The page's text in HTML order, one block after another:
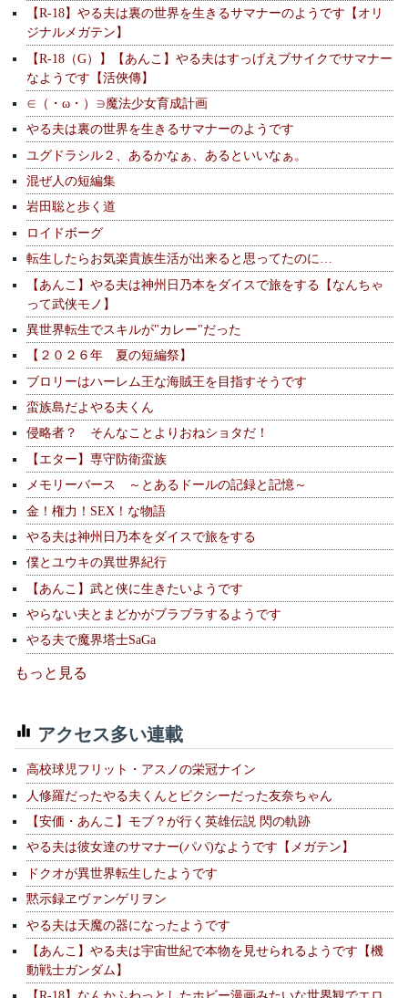
【R-18】やる夫は裏の世界を生きるサマナーのようです【オリ
ジナルメガテン】
【R-18（G）】【あんこ】やる夫はすっげえブサイクでサマナー
なようです【活俠傳】
∈（・ω・）∋魔法少女育成計画
やる夫は裏の世界を生きるサマナーのようです
ユグドラシル２、あるかなぁ、あるといいなぁ。
混ぜ人の短編集
岩田聡と歩く道
ロイドボーグ
転生したらお気楽貴族生活が出来ると思ってたのに…
【あんこ】やる夫は神州日乃本をダイスで旅をする【なんちゃ
って武侠モノ】
異世界転生でスキルが"カレー"だった
【２０２６年 夏の短編祭】
ブロリーはハーレム王な海賊王を目指すそうです
蛮族島だよやる夫くん
侵略者？ そんなことよりおねショタだ！
【エター】専守防衛蛮族
メモリーバース ～とあるドールの記録と記憶～
金！権力！SEX！な物語
やる夫は神州日乃本をダイスで旅をする
僕とユウキの異世界紀行
【あんこ】武と侠に生きたいようです
やらない夫とまどかがブラブラするようです
やる夫で魔界塔士SaGa
もっと見る
アクセス多い連載
高校球児フリット・アスノの栄冠ナイン
人修羅だったやる夫くんとピクシーだった友奈ちゃん
【安価・あんこ】モブ？が行く英雄伝説 閃の軌跡
やる夫は彼女達のサマナー(パパ)なようです【メガテン】
ドクオが異世界転生したようです
黙示録ヱヴァンゲリヲン
やる夫は天魔の器になったようです
【あんこ】やる夫は宇宙世紀で本物を見せられるようです【機
動戦士ガンダム】